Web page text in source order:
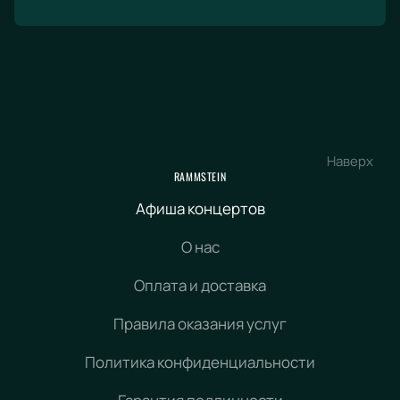
Наверх
RAMMSTEIN
Афиша концертов
О нас
Оплата и доставка
Правила оказания услуг
Политика конфиденциальности